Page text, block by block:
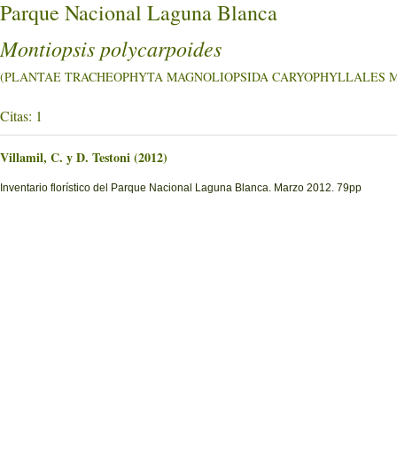
Parque Nacional Laguna Blanca
Montiopsis polycarpoides
(PLANTAE TRACHEOPHYTA MAGNOLIOPSIDA CARYOPHYLLALES
Citas: 1
Villamil, C. y D. Testoni (2012)
Inventario florístico del Parque Nacional Laguna Blanca. Marzo 2012. 79pp